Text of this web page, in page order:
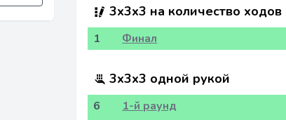
3x3x3 на количество ходов
1
Финал
3x3x3 одной рукой
6
1-й раунд